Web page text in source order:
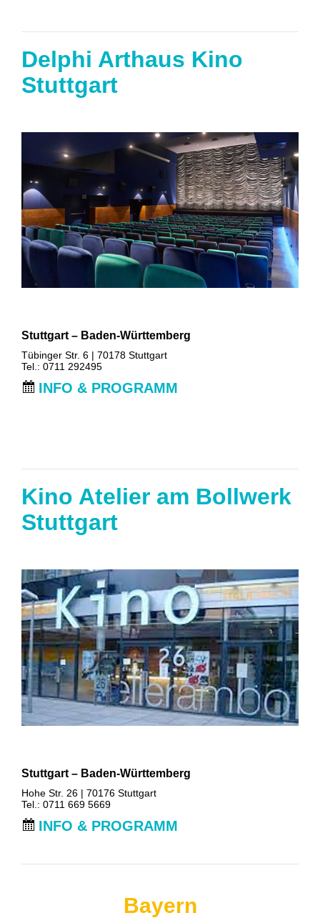
Delphi Arthaus Kino
Stuttgart
Stuttgart – Baden-Württemberg
Tübinger Str. 6 | 70178 Stuttgart
Tel.: 0711 292495
INFO & PROGRAMM
Kino Atelier am Bollwerk
Stuttgart
Stuttgart – Baden-Württemberg
Hohe Str. 26 | 70176 Stuttgart
Tel.: 0711 669 5669
INFO & PROGRAMM
Bayern